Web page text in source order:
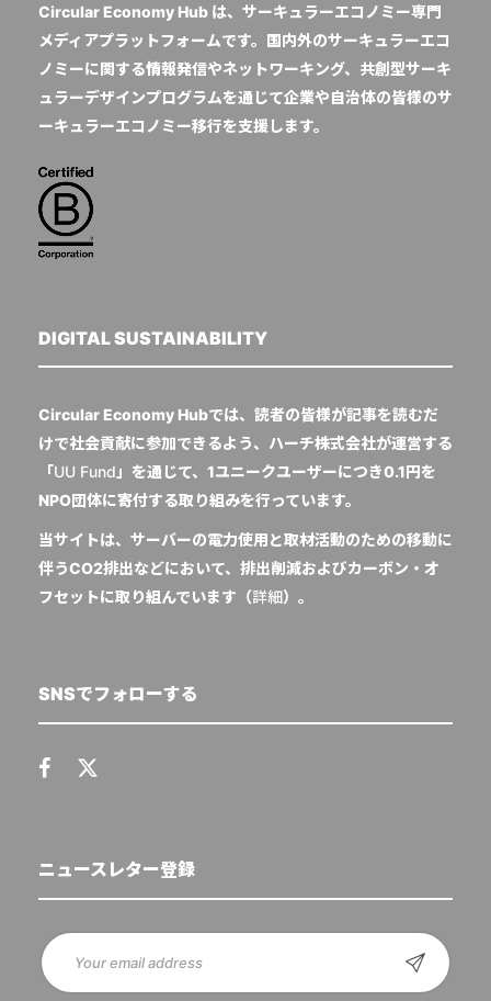
Circular Economy Hub は、サーキュラーエコノミー専門
メディアプラットフォームです。国内外のサーキュラーエコ
ノミーに関する情報発信やネットワーキング、共創型サーキ
ュラーデザインプログラムを通じて企業や自治体の皆様のサ
ーキュラーエコノミー移行を支援します。
DIGITAL SUSTAINABILITY
Circular Economy Hubでは、読者の皆様が記事を読むだ
けで社会貢献に参加できるよう、ハーチ株式会社が運営する
「UU Fund 」を通じて、1ユニークユーザーにつき0.1円を
NPO団体に寄付する取り組みを行っています。
当サイトは、サーバーの電力使用と取材活動のための移動に
伴うCO2排出などにおいて、排出削減およびカーボン・オ
フセットに取り組んでいます（詳細）。
SNSでフォローする
ニュースレター登録